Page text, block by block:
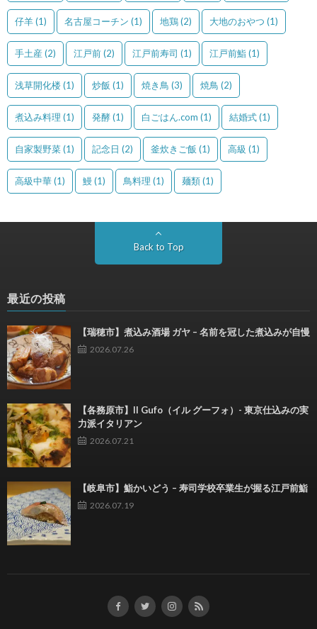
仔羊(1) 名古屋コーチン (1) 地鶏(2) 大地のおやつ (1)
手土産 (2) 江戸前(2) 江戸前寿司 (1) 江戸前鮨(1)
浅草開化楼(1) 炒飯 (1) 焼き鳥 (3) 焼鳥 (2)
煮込み料理 (1) 発酵(1) 白ごはん.com (1) 結婚式(1)
自家製野菜(1) 記念日 (2) 釜炊きご飯 (1) 高級 (1)
高級中華(1) 鰻(1) 鳥料理 (1) 麺類(1)
Back to Top
最近の投稿
【瑞穂市】煮込み酒場 ガヤ – 名前を冠した煮込みが自慢
2026.07.26
【各務原市】Il Gufo（イル グーフォ）- 東京仕込みの実
力派イタリアン
2026.07.21
【岐阜市】鮨かいどう – 寿司学校卒業生が握る江戸前鮨
2026.07.19